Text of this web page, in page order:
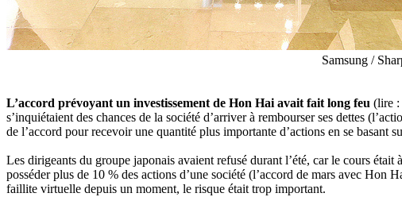
Samsung /
L’accord prévoyant un investissement de Hon Hai avait fait long feu (lire :
s’inquiétaient des chances de la société d’arriver à rembourser ses dettes
de l’accord pour recevoir une quantité plus importante d’actions en se basant
Les dirigeants du groupe japonais avaient refusé durant l’été, car le cours
posséder plus de 10 % des actions d’une société (l’accord de mars avec
faillite virtuelle depuis un moment, le risque était trop important.